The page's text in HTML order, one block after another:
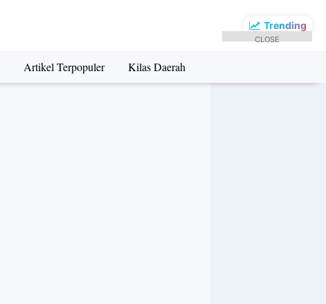
Trending
Artikel Terpopuler Kilas Daerah
CLOSE